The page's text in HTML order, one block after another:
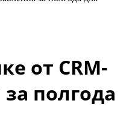
от CRM-
полгода